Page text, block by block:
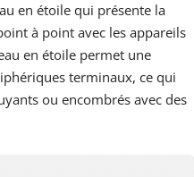
en étoile qui présente la
à point avec les appareils
en étoile permet une
terminaux, ce qui
ou encombrés avec des